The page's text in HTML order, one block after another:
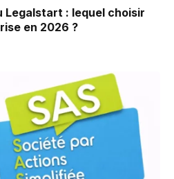
Legalstart : lequel choisir
en 2026 ?